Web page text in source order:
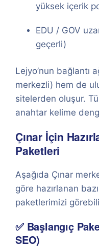
yüksek içerik
EDU / GOV
geçerli)
Lejyo’nun bağlantı
merkezli) hem de
sitelerden oluşur.
anahtar kelime
Çınar İçin
Paketleri
Aşağıda Çınar
göre hazırlanan
paketlerimizi
✅ Başlangıç
SEO)